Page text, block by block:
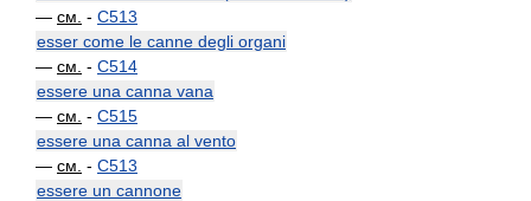
— см. - C513
esser come le canne degli organi
— см. - C514
essere una canna vana
— см. - C515
essere una canna al vento
— см. - C513
essere un cannone